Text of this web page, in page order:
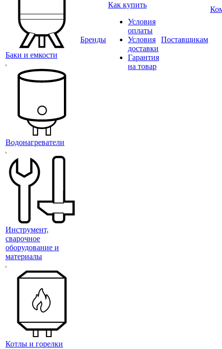
Баки и емкости
Водонагреватели
Инструмент,
сварочное
оборудование и
материалы
Котлы и горелки
Бренды
Как купить
Условия
оплаты
Условия
доставки
Гарантия
на товар
Поставщикам